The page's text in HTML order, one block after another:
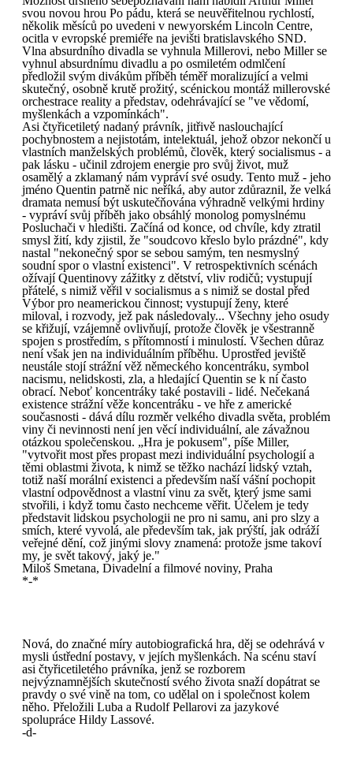
svou novou hrou Po pádu, která se neuvěřitelnou rychlostí,
několik měsíců po uvedeni v newyorském Lincoln Centre,
ocitla v evropské premiéře na jevišti bratislavského SND.
Vlna absurdního divadla se vyhnula Millerovi, nebo Miller se
vyhnul absurdnímu divadlu a po osmiletém odmlčení
předložil svým divákům příběh téměř moralizující a velmi
skutečný, osobně krutě prožitý, scénickou montáž millerovské
orchestrace reality a představ, odehrávající se "ve vědomí,
myšlenkách a vzpomínkách".
Asi čtyřicetiletý nadaný právník, jitřivě naslouchající
pochybnostem a nejistotám, intelektuál, jehož obzor nekončí u
vlastních manželských problémů, člověk, který socialismus - a
pak lásku - učinil zdrojem energie pro svůj život, muž
osamělý a zklamaný nám vypráví své osudy. Tento muž - jeho
jméno Quentin patrně nic neříká, aby autor zdůraznil, že velká
dramata nemusí být uskutečňována výhradně velkými hrdiny
- vypráví svůj příběh jako obsáhlý monolog pomyslnému
Posluchači v hledišti. Začíná od konce, od chvíle, kdy ztratil
smysl žití, kdy zjistil, že "soudcovo křeslo bylo prázdné", kdy
nastal "nekonečný spor se sebou samým, ten nesmyslný
soudní spor o vlastní existenci". V retrospektivních scénách
ožívají Quentinovy zážitky z dětství, vliv rodičů; vystupují
přátelé, s nimiž věřil v socialismus a s nimiž se dostal před
Výbor pro neamerickou činnost; vystupují ženy, které
miloval, i rozvody, jež pak následovaly... Všechny jeho osudy
se křižují, vzájemně ovlivňují, protože člověk je všestranně
spojen s prostředím, s přítomností i minulostí. Všechen důraz
není však jen na individuálním příběhu. Uprostřed jeviště
neustále stojí strážní věž německého koncentráku, symbol
nacismu, nelidskosti, zla, a hledající Quentin se k ní často
obrací. Neboť koncentráky také postavili - lidé. Nečekaná
existence strážní věže koncentráku - ve hře z americké
současnosti - dává dílu rozměr velkého divadla světa, problém
viny či nevinnosti není jen věcí individuální, ale závažnou
otázkou společenskou. „Hra je pokusem", píše Miller,
"vytvořit most přes propast mezi individuální psychologií a
těmi oblastmi života, k nimž se těžko nachází lidský vztah,
totiž naší morální existenci a především naší vášní pochopit
vlastní odpovědnost a vlastní vinu za svět, který jsme sami
stvořili, i když tomu často nechceme věřit. Účelem je tedy
představit lidskou psychologii ne pro ni samu, ani pro slzy a
smích, které vyvolá, ale především tak, jak prýští, jak odráží
veřejné dění, což jinými slovy znamená: protože jsme takoví
my, je svět takový, jaký je."
Miloš Smetana, Divadelní a filmové noviny, Praha
*-*
Nová, do značné míry autobiografická hra, děj se odehrává v
mysli ústřední postavy, v jejích myšlenkách. Na scénu staví
asi čtyřicetiletého právníka, jenž se rozborem
nejvýznamnějších skutečností svého života snaží dopátrat se
pravdy o své vině na tom, co udělal on i společnost kolem
něho. Přeložili Luba a Rudolf Pellarovi za jazykové
spolupráce Hildy Lassové.
-d-